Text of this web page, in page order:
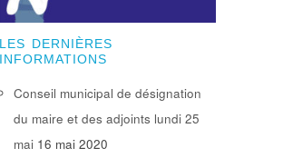
LES DERNIÈRES
INFORMATIONS
Conseil municipal de désignation
du maire et des adjoints lundi 25
mai 16 mai 2020